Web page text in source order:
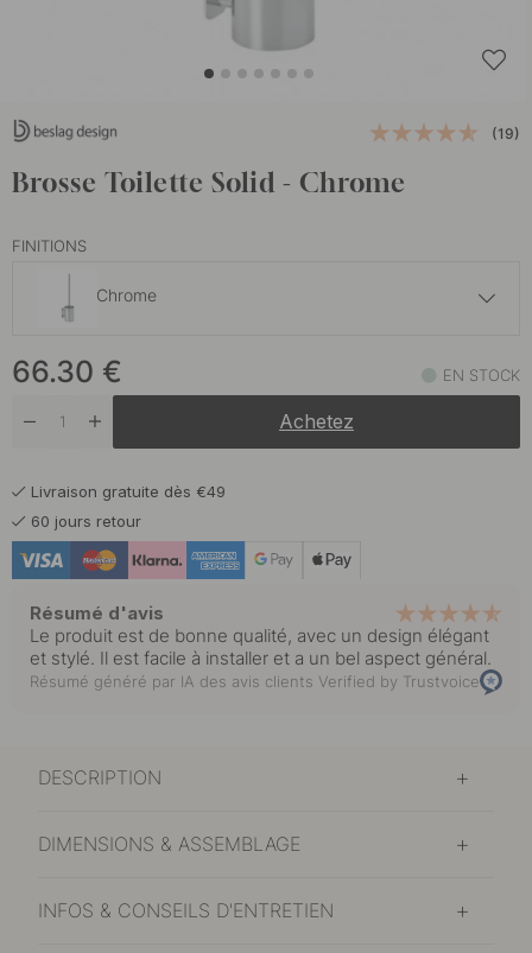
(19)
Brosse Toilette Solid - Chrome
FINITIONS
Chrome
Acier inoxydable brossé En stock
En stock
Noir mat
66.30 € EN STOCK
Achetez
Livraison gratuite dès €49
60 jours retour
Résumé d'avis
Le produit est de bonne qualité, avec un design élégant
et stylé. Il est facile à installer et a un bel aspect général.
Résumé généré par IA des avis clients Verified by Trustvoice
DESCRIPTION
DIMENSIONS & ASSEMBLAGE
INFOS & CONSEILS D'ENTRETIEN